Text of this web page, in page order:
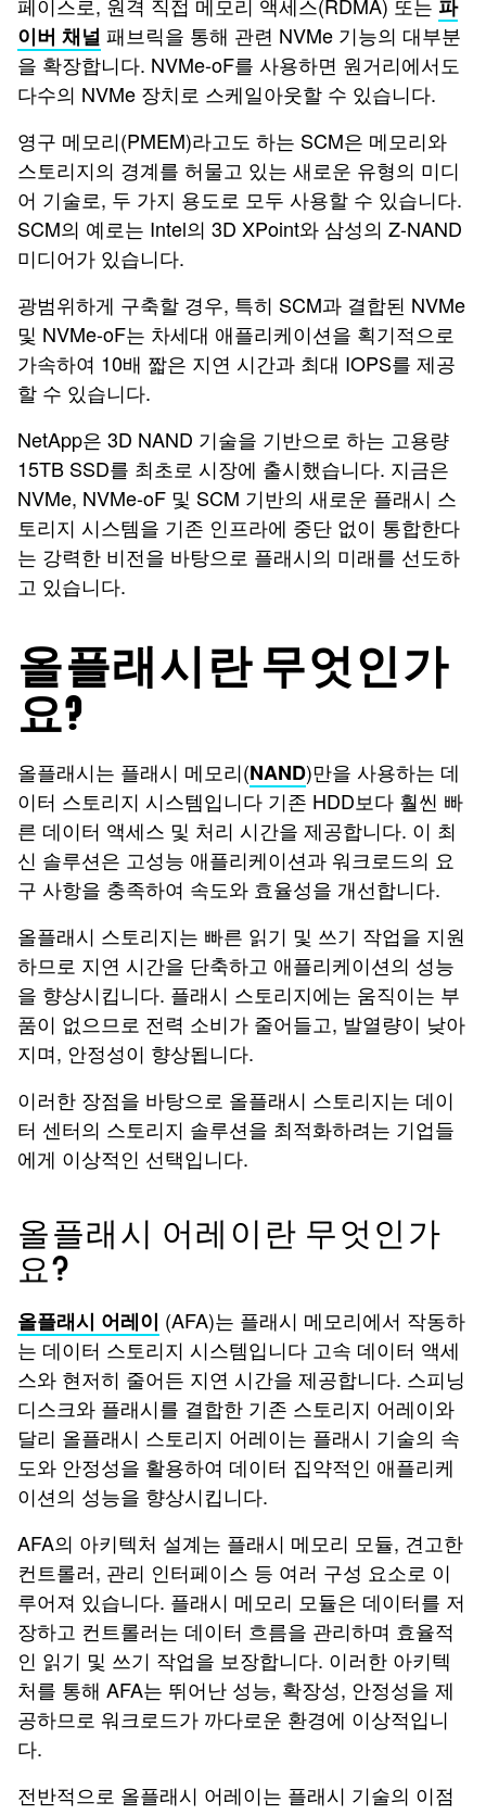
파
이버 채널 패브릭을 통해 관련 NVMe 기능의 대부분
을 확장합니다. NVMe-oF를 사용하면 원거리에서도
다수의 NVMe 장치로 스케일아웃할 수 있습니다.
영구 메모리(PMEM)라고도 하는 SCM은 메모리와
스토리지의 경계를 허물고 있는 새로운 유형의 미디
어 기술로, 두 가지 용도로 모두 사용할 수 있습니다.
SCM의 예로는 Intel의 3D XPoint와 삼성의 Z-NAND
미디어가 있습니다.
광범위하게 구축할 경우, 특히 SCM과 결합된 NVMe
및 NVMe-oF는 차세대 애플리케이션을 획기적으로
가속하여 10배 짧은 지연 시간과 최대 IOPS를 제공
할 수 있습니다.
NetApp은 3D NAND 기술을 기반으로 하는 고용량
15TB SSD를 최초로 시장에 출시했습니다. 지금은
NVMe, NVMe-oF 및 SCM 기반의 새로운 플래시 스
토리지 시스템을 기존 인프라에 중단 없이 통합한다
는 강력한 비전을 바탕으로 플래시의 미래를 선도하
고 있습니다.
올플래시란 무엇인가
요?
올플래시는 플래시 메모리(NAND)만을 사용하는 데
이터 스토리지 시스템입니다 기존 HDD보다 훨씬 빠
른 데이터 액세스 및 처리 시간을 제공합니다. 이 최
신 솔루션은 고성능 애플리케이션과 워크로드의 요
구 사항을 충족하여 속도와 효율성을 개선합니다.
올플래시 스토리지는 빠른 읽기 및 쓰기 작업을 지원
하므로 지연 시간을 단축하고 애플리케이션의 성능
을 향상시킵니다. 플래시 스토리지에는 움직이는 부
품이 없으므로 전력 소비가 줄어들고, 발열량이 낮아
지며, 안정성이 향상됩니다.
이러한 장점을 바탕으로 올플래시 스토리지는 데이
터 센터의 스토리지 솔루션을 최적화하려는 기업들
에게 이상적인 선택입니다.
올플래시 어레이란 무엇인가
요?
올플래시 어레이 (AFA)는 플래시 메모리에서 작동하
는 데이터 스토리지 시스템입니다 고속 데이터 액세
스와 현저히 줄어든 지연 시간을 제공합니다. 스피닝
디스크와 플래시를 결합한 기존 스토리지 어레이와
달리 올플래시 스토리지 어레이는 플래시 기술의 속
도와 안정성을 활용하여 데이터 집약적인 애플리케
이션의 성능을 향상시킵니다.
AFA의 아키텍처 설계는 플래시 메모리 모듈, 견고한
컨트롤러, 관리 인터페이스 등 여러 구성 요소로 이
루어져 있습니다. 플래시 메모리 모듈은 데이터를 저
장하고 컨트롤러는 데이터 흐름을 관리하며 효율적
인 읽기 및 쓰기 작업을 보장합니다. 이러한 아키텍
처를 통해 AFA는 뛰어난 성능, 확장성, 안정성을 제
공하므로 워크로드가 까다로운 환경에 이상적입니
다.
전반적으로 올플래시 어레이는 플래시 기술의 이점